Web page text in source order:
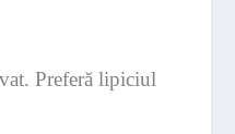
Preferă lipiciul